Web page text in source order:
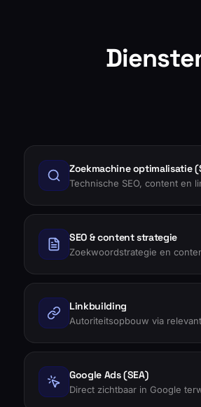
Zoekmachine optimalisatie
Technische SEO, content en
SEO & content strategie
Zoekwoordstrategie en
Linkbuilding
Autoriteitsopbouw via
Google Ads (SEA)
Direct zichtbaar in Google